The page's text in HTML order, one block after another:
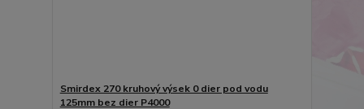
Smirdex 270 kruhový výsek 0 dier pod vodu
125mm bez dier P4000